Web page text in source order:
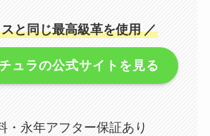
と同じ最高級革を使用 ／
ュラの公式サイトを見る
・永年アフター保証あり